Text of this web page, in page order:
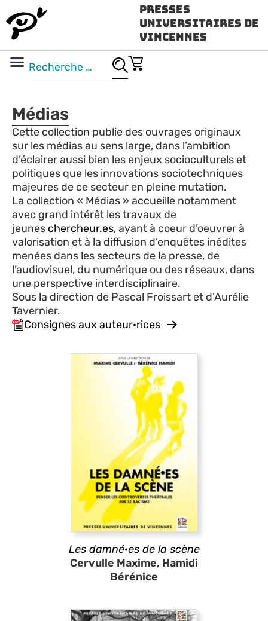
Presses
Universitaires de
Vincennes
Médias
Cette collection publie des ouvrages originaux
sur les médias au sens large, dans l’ambition
d’éclairer aussi bien les enjeux socioculturels et
politiques que les innovations sociotechniques
majeures de ce secteur en pleine mutation.
La collection « Médias » accueille notamment
avec grand intérêt les travaux de
jeunes chercheur.es, ayant à coeur d’oeuvrer à
valorisation et à la diffusion d’enquêtes inédites
menées dans les secteurs de la presse, de
l’audiovisuel, du numérique ou des réseaux, dans
une perspective interdisciplinaire.
Sous la direction de Pascal Froissart et d’Aurélie
Tavernier.
Consignes aux auteur·rices
Les damné·es de la scène
Cervulle Maxime, Hamidi
Bérénice